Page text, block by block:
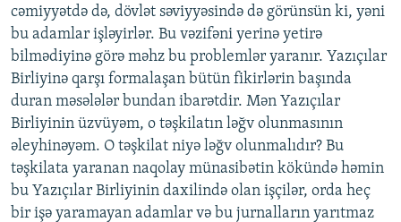
cəmiyyətdə də, dövlət səviyyəsində də görünsün ki, yəni
bu adamlar işləyirlər. Bu vəzifəni yerinə yetirə
bilmədiyinə görə məhz bu problemlər yaranır. Yazıçılar
Birliyinə qarşı formalaşan bütün fikirlərin başında
duran məsələlər bundan ibarətdir. Mən Yazıçılar
Birliyinin üzvüyəm, o təşkilatın ləğv olunmasının
əleyhinəyəm. O təşkilat niyə ləğv olunmalıdır? Bu
təşkilata yaranan naqolay münasibətin kökündə həmin
bu Yazıçılar Birliyinin daxilində olan işçilər, orda heç
bir işə yaramayan adamlar və bu jurnalların yarıtmaz